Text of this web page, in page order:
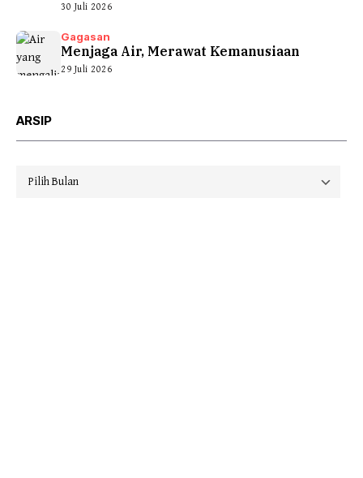
30 Juli 2026
Gagasan
Menjaga Air, Merawat Kemanusiaan
29 Juli 2026
ARSIP
Arsip